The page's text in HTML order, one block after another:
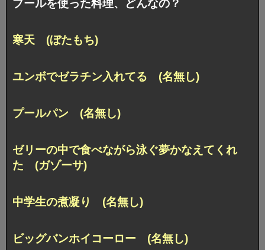
プールを使った料理、どんなの？
寒天 (ぼたもち)
ユンボでゼラチン入れてる (名無し)
プールパン (名無し)
ゼリーの中で食べながら泳ぐ夢かなえてくれ
た (ガゾーサ)
中学生の煮凝り (名無し)
ビッグバンホイコーロー (名無し)